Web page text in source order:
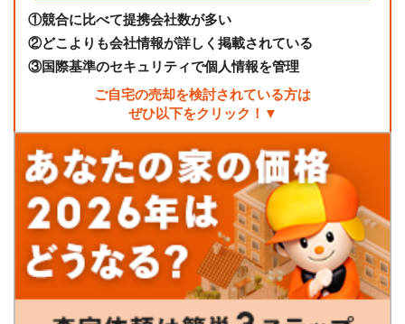
①競合に比べて提携会社数が多い
②どこよりも会社情報が詳しく掲載されている
③国際基準のセキュリティで個人情報を管理
ご自宅の売却を検討されている方は
ぜひ以下をクリック！▼